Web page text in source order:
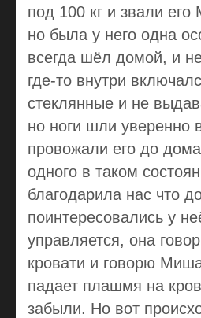
под 100 кг и звали
но была у него одна
всегда шёл домой, и
где-то внутри
стеклянные и не
но ноги шли уверенно
провожали его до
одного в таком
благодарила нас что
поинтересовались у
управляется, она
кровати и говорю
падает плашмя на
забыли. Но вот